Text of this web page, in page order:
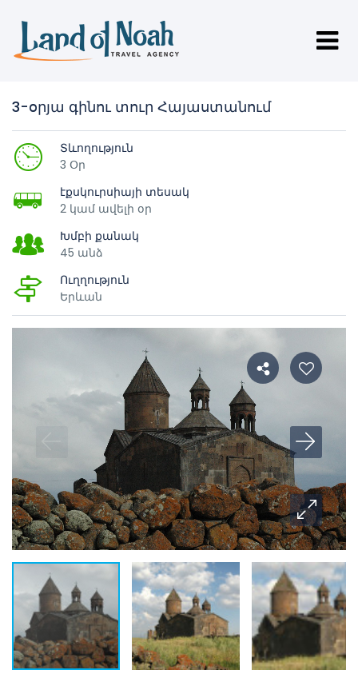
3-օրյա գինու տուր Հայաստանում
Տևողություն
3 Օր
էքսկուրսիայի տեսակ
2 կամ ավելի օր
Խմբի քանակ
45 անձ
Ուղղություն
Երևան